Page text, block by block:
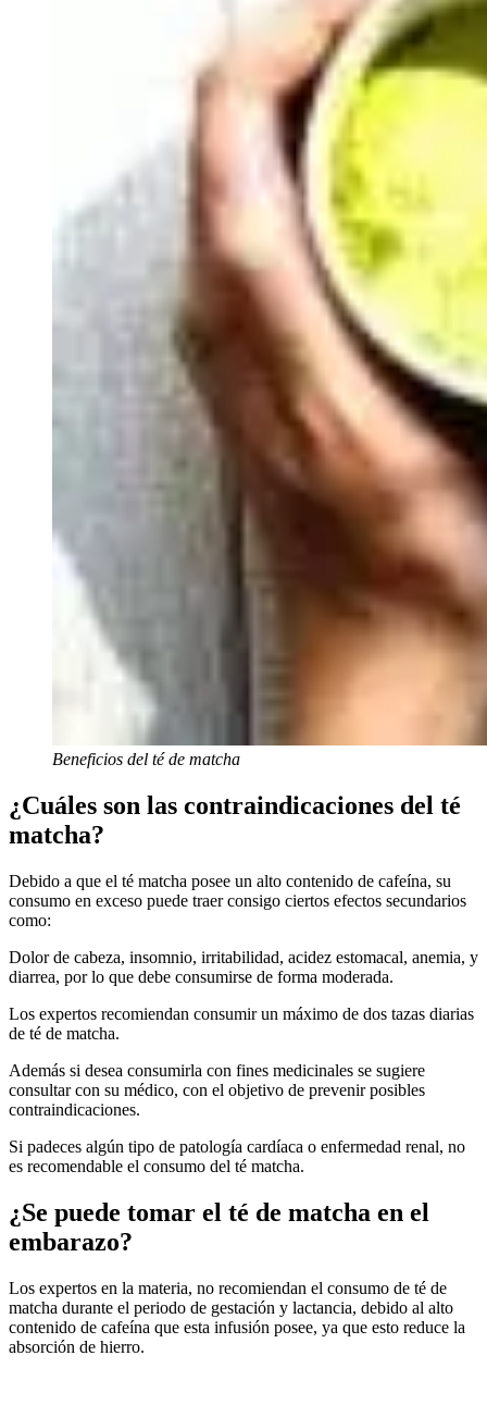
Beneficios del té de matcha
¿Cuáles son las contraindicaciones del té
matcha?
Debido a que el té matcha posee un alto contenido de cafeína, su
consumo en exceso puede traer consigo ciertos efectos secundarios
como:
Dolor de cabeza, insomnio, irritabilidad, acidez estomacal, anemia, y
diarrea, por lo que debe consumirse de forma moderada.
Los expertos recomiendan consumir un máximo de dos tazas diarias
de té de matcha.
Además si desea consumirla con fines medicinales se sugiere
consultar con su médico, con el objetivo de prevenir posibles
contraindicaciones.
Si padeces algún tipo de patología cardíaca o enfermedad renal, no
es recomendable el consumo del té matcha.
¿Se puede tomar el té de matcha en el
embarazo?
Los expertos en la materia, no recomiendan el consumo de té de
matcha durante el periodo de gestación y lactancia, debido al alto
contenido de cafeína que esta infusión posee, ya que esto reduce la
absorción de hierro.